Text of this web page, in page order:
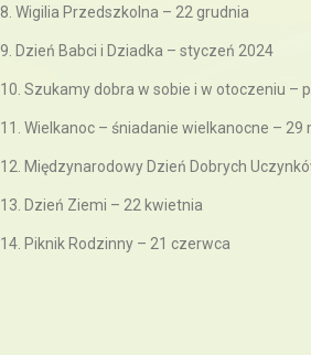
8. Wigilia Przedszkolna – 22 grudnia
9. Dzień Babci i Dziadka – styczeń 2024
10. Szukamy dobra w sobie i w otoczeniu –
11. Wielkanoc – śniadanie wielkanocne – 29
12. Międzynarodowy Dzień Dobrych
13. Dzień Ziemi – 22 kwietnia
14. Piknik Rodzinny – 21 czerwca